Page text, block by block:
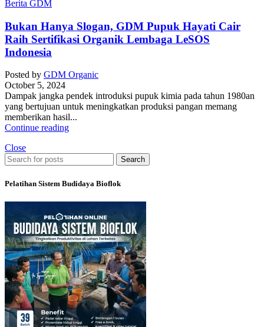
Berita GDM
Bukan Hanya Slogan, GDM Pupuk Hayati Cair
Raih Sertifikasi Organik Lembaga LeSOS
Indonesia
Posted by GDM Organic
October 5, 2024
Dampak jangka pendek introduksi pupuk kimia pada tahun 1980an
yang bertujuan untuk meningkatkan produksi pangan memang
memberikan hasil...
Continue reading
Close
Search
Pelatihan Sistem Budidaya Bioflok